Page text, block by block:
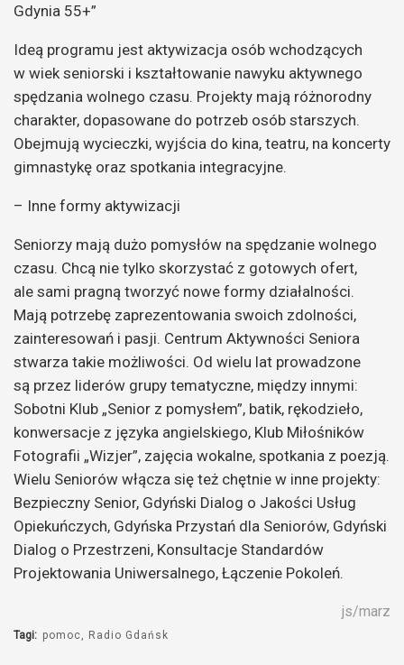
Gdynia 55+”
Ideą programu jest aktywizacja osób wchodzących
w wiek seniorski i kształtowanie nawyku aktywnego
spędzania wolnego czasu. Projekty mają różnorodny
charakter, dopasowane do potrzeb osób starszych.
Obejmują wycieczki, wyjścia do kina, teatru, na koncerty
gimnastykę oraz spotkania integracyjne.
– Inne formy aktywizacji
Seniorzy mają dużo pomysłów na spędzanie wolnego
czasu. Chcą nie tylko skorzystać z gotowych ofert,
ale sami pragną tworzyć nowe formy działalności.
Mają potrzebę zaprezentowania swoich zdolności,
zainteresowań i pasji. Centrum Aktywności Seniora
stwarza takie możliwości. Od wielu lat prowadzone
są przez liderów grupy tematyczne, między innymi:
Sobotni Klub „Senior z pomysłem”, batik, rękodzieło,
konwersacje z języka angielskiego, Klub Miłośników
Fotografii „Wizjer”, zajęcia wokalne, spotkania z poezją.
Wielu Seniorów włącza się też chętnie w inne projekty:
Bezpieczny Senior, Gdyński Dialog o Jakości Usług
Opiekuńczych, Gdyńska Przystań dla Seniorów, Gdyński
Dialog o Przestrzeni, Konsultacje Standardów
Projektowania Uniwersalnego, Łączenie Pokoleń.
js/marz
Tagi: pomoc Radio Gdańsk